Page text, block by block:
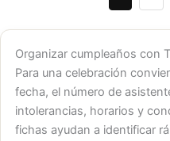
Organizar cumpleaños con
Para una celebración
fecha, el número de
intolerancias, horarios y
fichas ayudan a identificar